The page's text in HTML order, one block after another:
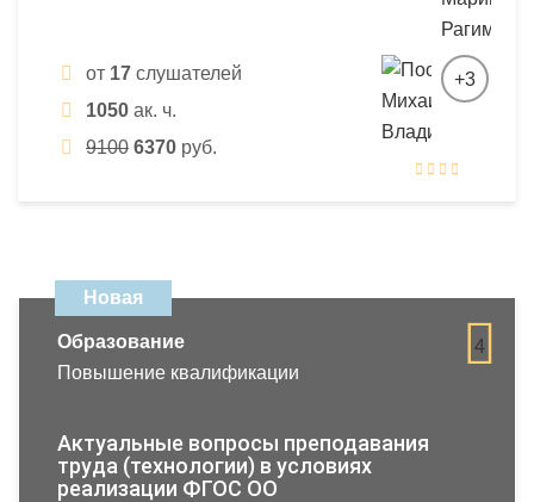
от 17 слушателей
1050 ак. ч.
9100 6370 руб.
+3
Новая
4
Образование
Повышение квалификации
Актуальные вопросы преподавания
труда (технологии) в условиях
реализации ФГОС ОО